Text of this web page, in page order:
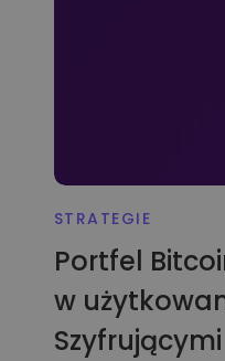
STRATEGIE
Portfel
w
Szyfrującymi